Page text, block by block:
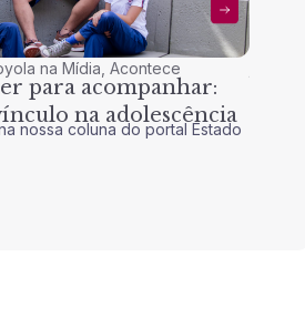
na Mídia ,Acontece
para acompanhar:
na adolescência
nossa coluna do portal Estado